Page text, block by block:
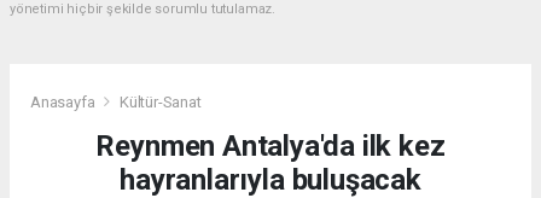
yönetimi hiçbir şekilde sorumlu tutulamaz.
Anasayfa Kültür-Sanat
Reynmen Antalya'da ilk kez
hayranlarıyla buluşacak